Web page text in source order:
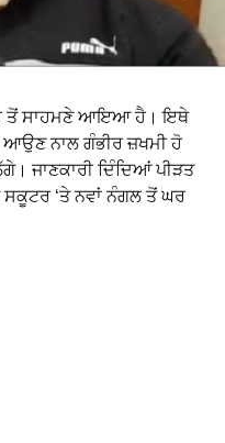
ਤੋਂ ਸਾਹਮਣੇ ਆਇਆ ਹੈ। ਇਥੇ
ਆਉਣ ਨਾਲ ਗੰਭੀਰ ਜ਼ਖਮੀ ਹੋ
ਜਾਣਕਾਰੀ ਦਿੰਦਿਆਂ ਪੀੜਤ
‘ਤੇ ਨਵਾਂ ਨੰਗਲ ਤੋਂ ਘਰ